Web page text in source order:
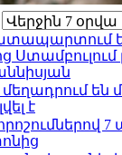
են
է